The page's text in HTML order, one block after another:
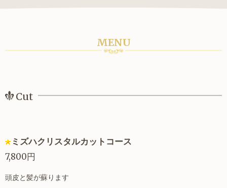
MENU
Cut
ミズハクリスタルカットコース
7,800円
頭皮と髪が蘇ります